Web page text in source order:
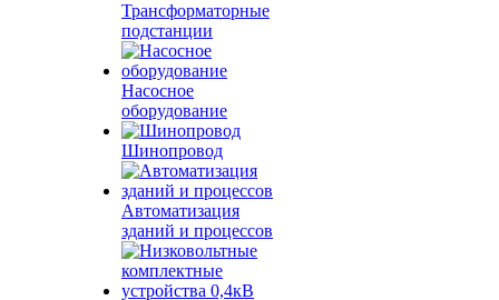
Трансформаторные
подстанции
Насосное
оборудование
Шинопровод
Автоматизация
зданий и процессов